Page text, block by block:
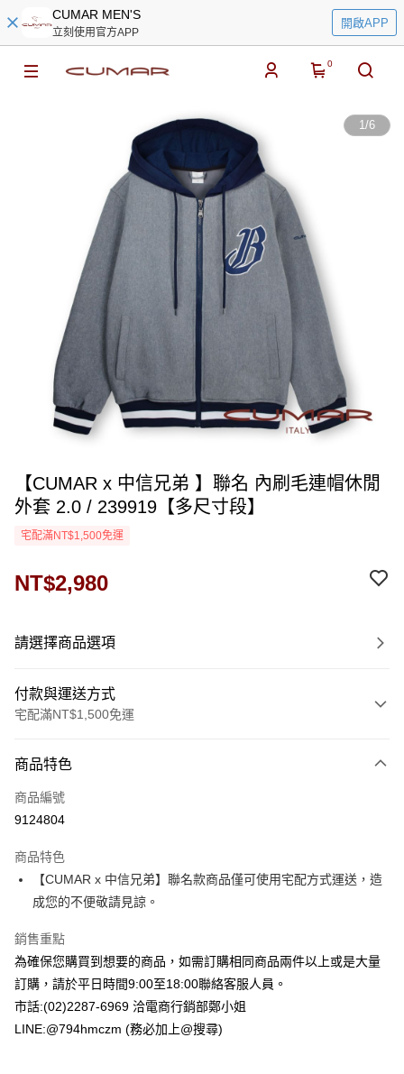
CUMAR MEN'S
立刻使用官方APP
開啟APP
0
1/6
【CUMAR x 中信兄弟 】聯名 內刷毛連帽休閒
外套 2.0 / 239919【多尺寸段】
宅配滿NT$1,500免運
NT$2,980
請選擇商品選項
付款與運送方式
宅配滿NT$1,500免運
信用卡一次付款
LINE Pay
街口支付
悠遊付
Google Pay
ATM付款
商品特色
商品編號
9124804
商品特色
【CUMAR x 中信兄弟】聯名款商品僅可使用宅配方式運送，造
成您的不便敬請見諒。
銷售重點
為確保您購買到想要的商品，如需訂購相同商品兩件以上或是大量
訂購，請於平日時間9:00至18:00聯絡客服人員。
市話:(02)2287-6969 洽電商行銷部鄭小姐
LINE:@794hmczm (務必加上@搜尋)